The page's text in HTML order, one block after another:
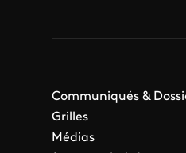
Communiqués &
Grilles
Médias